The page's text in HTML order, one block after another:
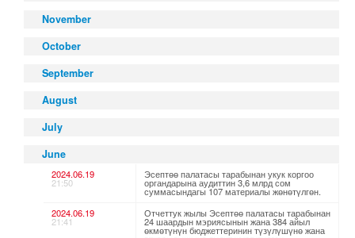
November
October
September
August
July
June
2024.06.19
21:50
Эсептөө палатасы тарабынан укук коргоо
органдарына аудиттин 3,6 млрд сом
суммасындагы 107 материалы жөнөтүлгөн.
2024.06.19
21:41
Отчеттук жылы Эсептөө палатасы тарабынан
24 шаардын мэриясынын жана 384 айыл
өкмөтүнүн бюджеттеринин түзүлүшүнө жана